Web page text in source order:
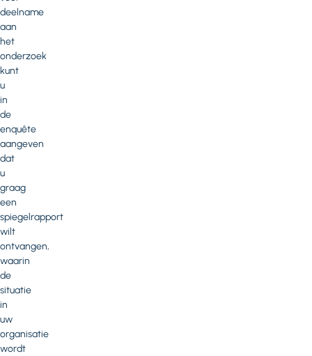
deelname
aan
het
onderzoek
kunt
u
in
de
enquête
aangeven
dat
u
graag
een
spiegelrapport
wilt
ontvangen,
waarin
de
situatie
in
uw
organisatie
wordt